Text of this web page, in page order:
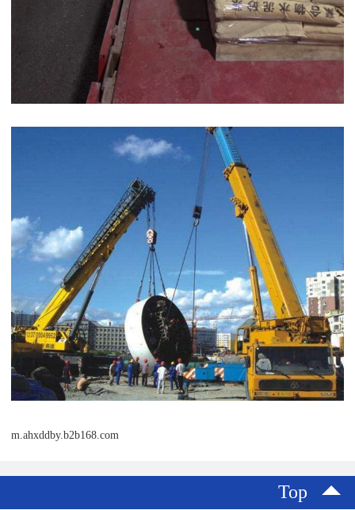
m.ahxddby.b2b168.com
Top